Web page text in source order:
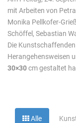
mit Arbeiten von
Monika Pellkofer-
Schöffel, Sebastian
Die
Herangehensweisen
30×30cm gestaltet
Alle